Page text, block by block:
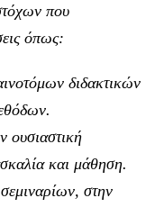
που
όπως:
διδακτικών
ουσιαστική
και μάθηση.
στην